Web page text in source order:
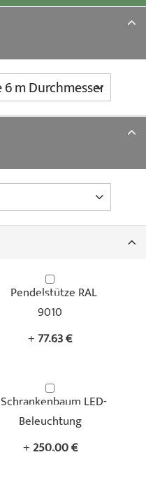
Pendelstütze RAL
9010
+ 77,63 €
Schrankenbaum LED-
Beleuchtung
+250,00 €